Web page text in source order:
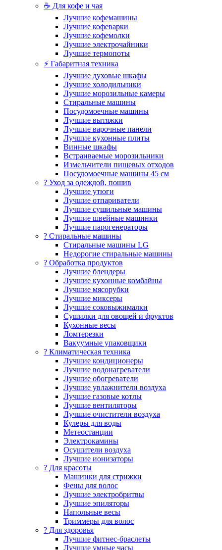
☕ Для кофе и чая
Лучшие кофемашины
Лучшие кофеварки
Лучшие кофемолки
Лучшие электрочайники
Лучшие термопоты
⚡ Габаритная техника
Лучшие духовые шкафы
Лучшие холодильники
Лучшие морозильные камеры
Стиральные машины
Посудомоечные машины
Лучшие вытяжки
Лучшие варочные панели
Лучшие кухонные плиты
Винные шкафы
Встраиваемые морозильники
Измельчители пищевых отходов
Посудомоечные машины 45 см
? Уход за одеждой, пошив
Лучшие утюги
Лучшие отпариватели
Лучшие сушильные машины
Лучшие швейные машинки
Лучшие парогенераторы
? Стиральные машины
Стиральные машины LG
Недорогие стиральные машины
? Обработка продуктов
Лучшие блендеры
Лучшие кухонные комбайны
Лучшие мясорубки
Лучшие миксеры
Лучшие соковыжималки
Сушилки для овощей и фруктов
Кухонные весы
Ломтерезки
Вакуумные упаковщики
?️ Климатическая техника
Лучшие кондиционеры
Лучшие водонагреватели
Лучшие обогреватели
Лучшие увлажнители воздуха
Лучшие газовые котлы
Лучшие вентиляторы
Лучшие очистители воздуха
Кулеры для воды
Метеостанции
Электрокамины
Осушители воздуха
Лучшие ионизаторы
? Для красоты
Машинки для стрижки
Фены для волос
Лучшие электробритвы
Лучшие эпиляторы
Напольные весы
Триммеры для волос
? Для здоровья
Лучшие фитнес-браслеты
Лучшие умные часы